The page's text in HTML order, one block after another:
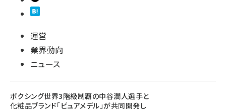
運営
業界動向
ニュース
ボクシング世界3階級制覇の中谷潤人選手と
化粧品ブランド「ピュアメデル」が共同開発し